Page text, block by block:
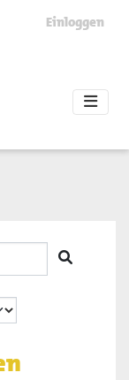
Einloggen